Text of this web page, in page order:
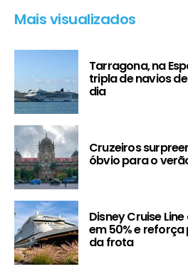
Mais visualizados
Tarragona, na
tripla de navios
dia
Cruzeiros
óbvio para o
Disney Cruise
em 50% e
da frota